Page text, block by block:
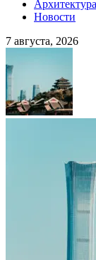
Архитектура
Новости
7 августа, 2026